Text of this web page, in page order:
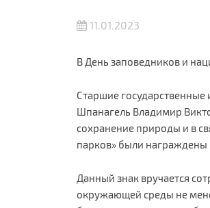
11.01.2023
В День заповедников и
Старшие
Шпанагель Владимир
сохранение природы и в
парков» были
Данный знак вручается
окружающей среды не